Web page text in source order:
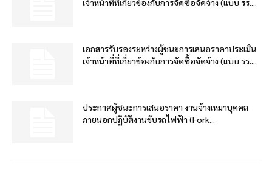
เจ้าหน้าที่ที่เกี่ยวข้องกับการจัดซื้อจัดจ้าง (แบบ รร....
เอกสารรับรองระหว่างผู้ชนะการเสนอราคาประเมิน
เจ้าหน้าที่ที่เกี่ยวข้องกับการจัดซื้อจัดจ้าง (แบบ รร....
ประกาศผู้ชนะการเสนอราคา งานจ้างเหมาบุคคล
ภายนอกปฏิบัติงานขับรถไฟฟ้า (Fork...